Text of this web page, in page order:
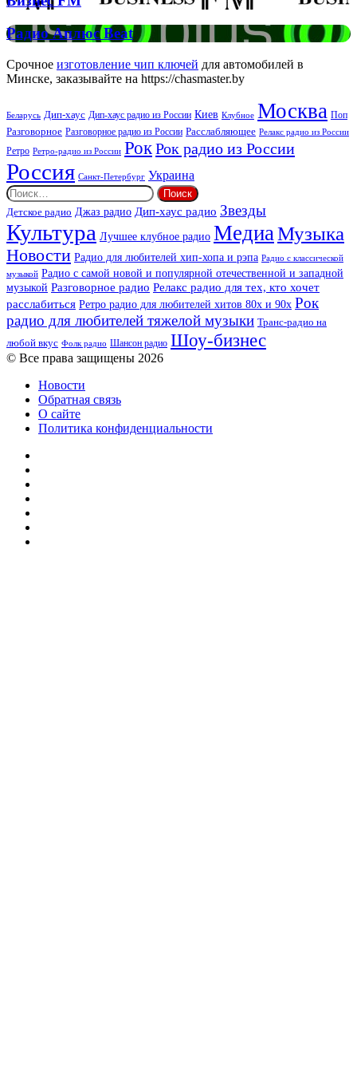
Радио
Аплюс
Beat
Радио Аплюс Beat
Срочное изготовление чип ключей для автомобилей в
Минске, заказывайте на https://chasmaster.by
Беларусь Дип-хаус Дип-хаус радио из России Киев Клубное Москва Поп
Разговорное Разговорное радио из России Расслабляющее Релакс радио из России
Ретро Ретро-радио из России РокРок радио из России
Россия Санкт-Петербург Украина
Найти:
Детское радио Джаз радио Дип-хаус радио Звезды
Культура Лучшее клубное радио Медиа Музыка
Новости Радио для любителей хип-хопа и рэпа Радио с классической
музыкой Радио с самой новой и популярной отечественной и западной
музыкой Разговорное радио Релакс радио для тех, кто хочет
расслабиться Ретро радио для любителей хитов 80х и 90х Рок
радио для любителей тяжелой музыки Транс-радио на
любой вкус Фолк радио Шансон радио Шоу-бизнес
© Все права защищены 2026
Новости
Обратная связь
О сайте
Политика конфиденциальности